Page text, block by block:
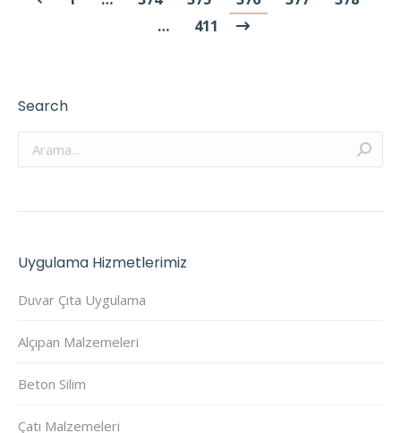
…
411
Search
Arama:
Uygulama Hizmetlerimiz
Duvar Çıta Uygulama
Alçıpan Malzemeleri
Beton Silim
Çatı Malzemeleri